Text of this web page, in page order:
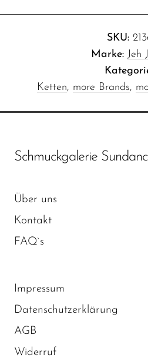
SKU:
Marke: Jeh
Ketten, more Brands,
Schmuckgalerie
Über uns
Kontakt
FAQ`s
Impressum
Datenschutzerklärung
AGB
Widerruf